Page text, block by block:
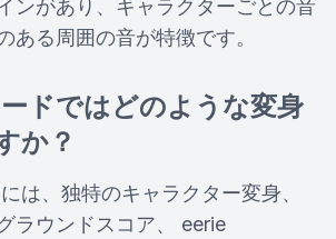
ンがあり、キャラクターごとの音
ある周囲の音が特徴です。
ドではどのような変身
か？
は、独特のキャラクター変身、
ラウンドスコア、 eerie